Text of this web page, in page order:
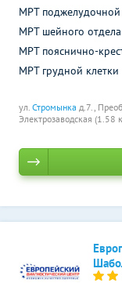
ул. Стромынка д.7.,
Электрозаводская (1.58
МРТ
МРТ шейного
МРТ пояснично-
МРТ грудной клетки